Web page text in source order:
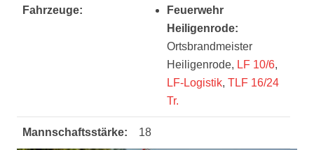
Fahrzeuge:
Feuerwehr
Heiligenrode:
Ortsbrandmeister
Heiligenrode, LF 10/6,
LF-Logistik, TLF 16/24
Tr.
Mannschaftsstärke: 18